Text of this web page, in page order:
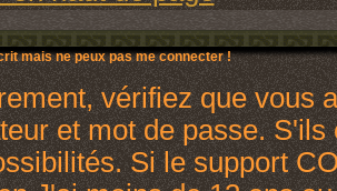
mais ne peux pas me connecter !
vérifiez que vous
et mot de passe.
Si le support